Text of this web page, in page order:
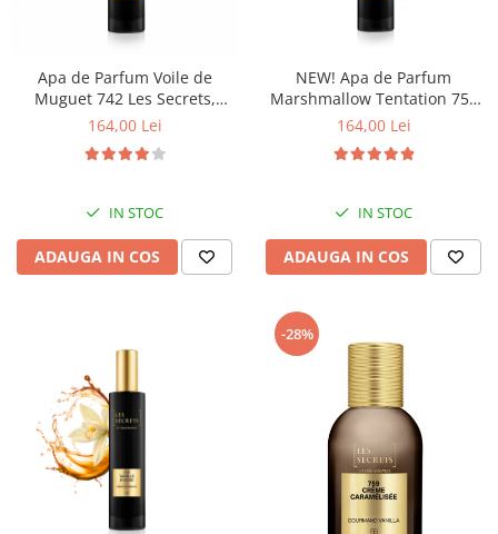
Apa de Parfum Voile de
Muguet 742 Les Secrets,
Unisex, 100 ml, Equivalenza
164,00 Lei
IN STOC
ADAUGA IN COS
NEW! Apa de Parfum
Marshmallow Tentation 758
Les Secrets, Unisex, 100 ml,
164,00 Lei
IN STOC
ADAUGA IN COS
-28%